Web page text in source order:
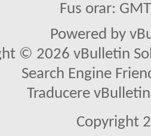
Fus orar:
Powered by
© 2026 vBulletin
Search Engine
Traducere
Copyright